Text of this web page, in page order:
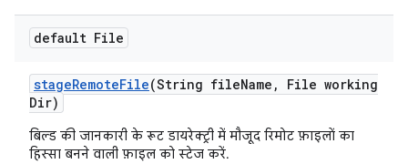
default File
stageRemoteFile(String fileName ,
File working
Dir)
बिल्ड की जानकारी के रूट डायरेक्ट्री में मौजूद रिमोट फ़ाइलों का
हिस्सा बनने वाली फ़ाइल को स्टेज करें.